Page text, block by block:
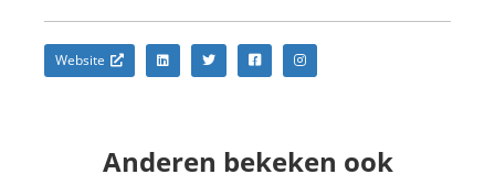
Website
Anderen bekeken ook